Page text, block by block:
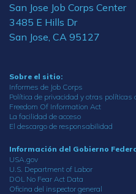
San Jose Job Corps Center
3485 E Hills Dr
San Jose, CA 95127
Sobre el sitio:
Informes de Job Corps
Política de privacidad y otras políticas
Freedom Of Information Act
La facilidad de acceso
El descargo de responsabilidad
Información del Gobierno
USA.gov
U.S. Department of Labor
DOL No Fear Act Data
Oficina del inspector general